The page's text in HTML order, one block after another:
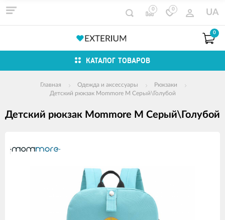
0 0 UA
0
КАТАЛОГ ТОВАРОВ
Главная Одежда и аксессуары
Рюкзаки
Детский рюкзак Mommore M Серый\Голубой
Детский рюкзак Mommore M Серый\Голубой
товаров